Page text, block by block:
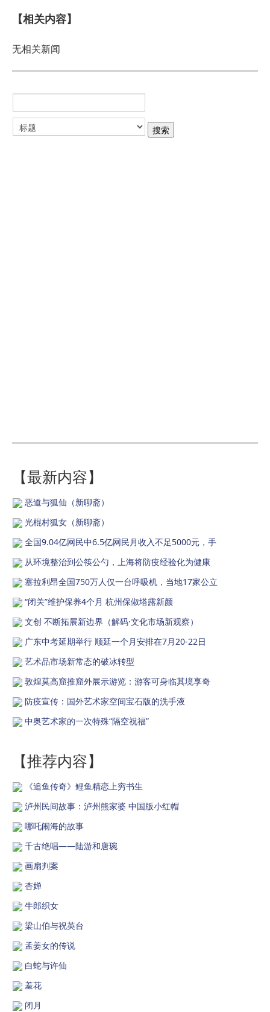
【相关内容】
无相关新闻
【最新内容】
恶道与狐仙（新聊斋）
光棍村狐女（新聊斋）
全国9.04亿网民中6.5亿网民月收入不足5000元，手
从环境整治到公筷公勺，上海将防疫经验化为健康
塞拉利昂全国750万人仅一台呼吸机，当地17家公立
“闭关”维护保养4个月 杭州保俶塔露新颜
文创 不断拓展新边界（解码·文化市场新观察）
广东中考延期举行 顺延一个月安排在7月20-22日
艺术品市场新常态的破冰转型
敦煌莫高窟推窟外展示游览：游客可身临其境享奇
防疫宣传：国外艺术家空间宝石版的洗手液
中奥艺术家的一次特殊“隔空祝福”
【推荐内容】
《追鱼传奇》鲤鱼精恋上穷书生
泸州民间故事：泸州熊家婆 中国版小红帽
哪吒闹海的故事
千古绝唱——陆游和唐琬
画扇判案
杏婵
牛郎织女
梁山伯与祝英台
孟姜女的传说
白蛇与许仙
羞花
闭月